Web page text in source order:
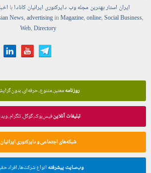
ایران استاربهترین مجلهوب دایرکتوری ایرانیان کانادابا
News,advertisinginMagazine,online,Social Business,
Web,Directory
روزنامهمعتبر، متنوع، حرفه‌ای، بدون
تبلیغات آنلاینفیس‌بوک، گوگل، تلگرام،
شبکه‌های اجتماعی و دایرکتوری ایرانیان
وب‌سایت پیشرفته انواع شرکت‌ها، افراد